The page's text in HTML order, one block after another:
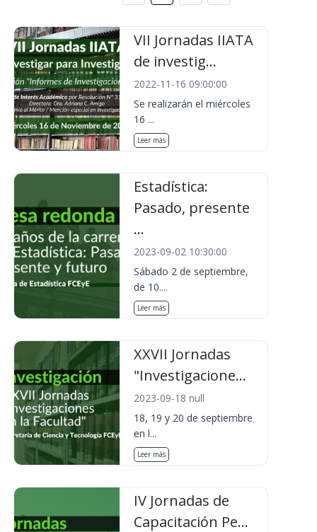
VII Jornadas IIATA
de investig...
2022-11-16 09:00:00
Se realizarán el miércoles
16 ...
Leer más
Estadística:
Pasado, presente
...
2023-09-02 10:30:00
Sábado 2 de septiembre,
de 10....
Leer más
XXVII Jornadas
"Investigacione...
2023-09-18 null
18, 19 y 20 de septiembre
en l...
Leer más
IV Jornadas de
Capacitación Pe...